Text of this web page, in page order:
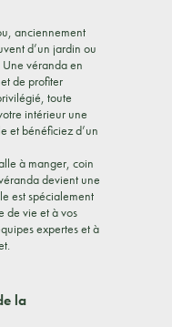
anciennement
d’un jardin ou
véranda en
de profiter
toute
intérieur une
et bénéficiez d’un
à manger, coin
devient une
est spécialement
de vie et à vos
expertes et à
la